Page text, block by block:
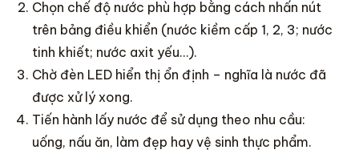
Chọn chế độ nước phù hợp bằng cách nhấn nút
trên bảng điều khiển (nước kiềm cấp 1, 2, 3; nước
tinh khiết; nước axit yếu…).
Chờ đèn LED hiển thị ổn định – nghĩa là nước đã
được xử lý xong.
Tiến hành lấy nước để sử dụng theo nhu cầu:
uống, nấu ăn, làm đẹp hay vệ sinh thực phẩm.